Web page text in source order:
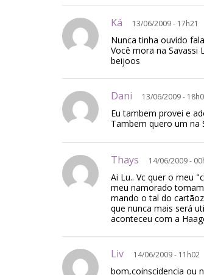
Ká 13/06/2009 - 17h21
Nunca tinha ouvido
Você mora na Savassi
beijoos
Dani 13/06/2009 -
Eu tambem provei e
Tambem quero um na
Thays 14/06/2009 -
Ai Lu.. Vc quer o meu
meu namorado
mando o tal do
que nunca mais será
aconteceu com a
Liv 14/06/2009 - 11h02
bom,coinscidencia ou